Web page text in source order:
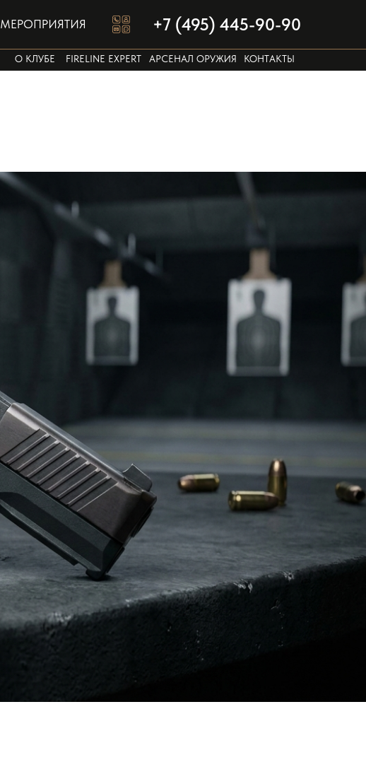
+7 (495) 445-90-90
МЕРОПРИЯТИЯ
О КЛУБЕ АРСЕНАЛ ОРУЖИЯ КОНТАКТЫ
FIRELINE EXPERT